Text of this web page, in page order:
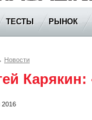
ТЕСТЫ РЫНОК
Новости
Карякин:
2016